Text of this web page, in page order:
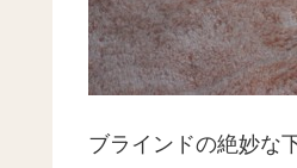
ブラインドの絶妙な